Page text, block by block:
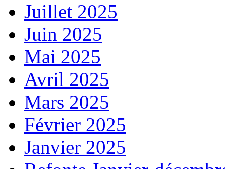
Juillet 2025
Juin 2025
Mai 2025
Avril 2025
Mars 2025
Février 2025
Janvier 2025